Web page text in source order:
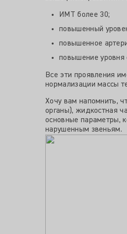
ИМТ более 30;
повышенный
повышенное
повышение уровня
Все эти проявления
нормализации массы
Хочу вам напомнить,
органы), жидкостная
основные параметры,
нарушенным звеньям.